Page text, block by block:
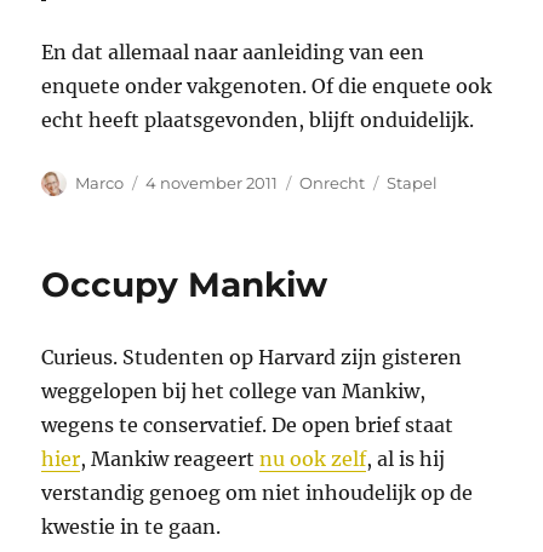
En dat allemaal naar aanleiding van een
enquete onder vakgenoten. Of die enquete ook
echt heeft plaatsgevonden, blijft onduidelijk.
Auteur
Marco
Geplaatst
4 november 2011 Categorieën
Onrecht Tags
Stapel
Occupy Mankiw
Curieus. Studenten op Harvard zijn gisteren
weggelopen bij het college van Mankiw,
wegens te conservatief. De open brief staat
hier, Mankiw reageertnu ook zelf, al is hij
verstandig genoeg om niet inhoudelijk op de
kwestie in te gaan.